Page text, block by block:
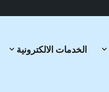
الخدمات الالكترونية